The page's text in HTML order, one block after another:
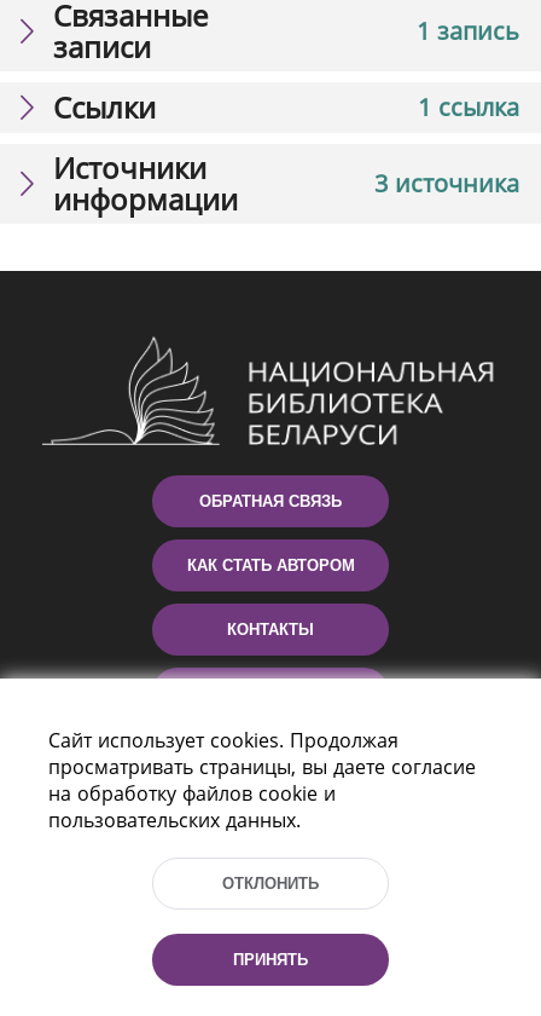
1 запись
Связанные
записи
1 ссылка
Ссылки
3 источника
Источники
информации
ОБРАТНАЯ СВЯЗЬ
КАК СТАТЬ АВТОРОМ
КОНТАКТЫ
г. Минск, Республика Беларусь, 220114
Тел.: (+375 17) 368 37 37, Факс: (+375 17)
Сайт использует cookies. Продолжая
просматривать страницы, вы даете согласие
на обработку файлов cookie и
пользовательских данных.
ОТКЛОНИТЬ
ПРИНЯТЬ